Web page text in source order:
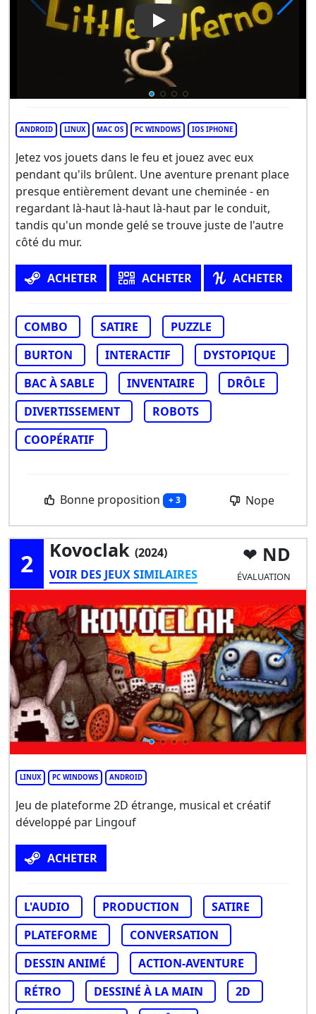
Play Video: Little Inferno
ANDROID LINUX MAC OS PC WINDOWS IOS IPHONE
Jetez vos jouets dans le feu et jouez avec eux
pendant qu'ils brûlent. Une aventure prenant place
presque entièrement devant une cheminée - en
regardant là-haut là-haut là-haut par le conduit,
tandis qu'un monde gelé se trouve juste de l'autre
côté du mur.
ACHETER ACHETER ACHETER
COMBO SATIRE
PUZZLE
BURTON
INTERACTIF
DYSTOPIQUE
BAC À SABLE
INVENTAIRE
DRÔLE
DIVERTISSEMENT
ROBOTS
COOPÉRATIF
Bonne proposition + 3 Nope
2 Kovoclak (2024)
VOIR DES JEUX SIMILAIRES
ND
ÉVALUATION
LINUX PC WINDOWS ANDROID
Jeu de plateforme 2D étrange, musical et créatif
développé par Lingouf
ACHETER
L'AUDIO PRODUCTION
SATIRE
PLATEFORME
CONVERSATION
DESSIN ANIMÉ
ACTION-AVENTURE
RÉTRO
DESSINÉ À LA MAIN
2D